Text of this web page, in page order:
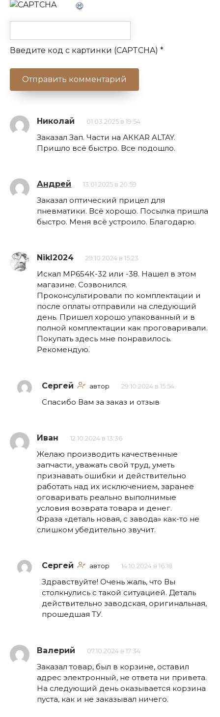
Введите код с картинки (CAPTCHA) *
Николай 01.03.2025 в 19:54
Заказал Зап. Части на АККАR ALTAY.
Пришло всё быстро. Все подошло.
Андрей 13.01.2025 в 20:59
Заказал оптический прицел для
пневматики. Всё хорошо. Посылка пришла
быстро. Меня всё устроило. Благодарю.
NikI2024 29.10.2024 в 15:23
Искал МР654К-32 или -38. Нашел в этом
магазине. Созвонился.
Проконсультировали по комплектации и
после оплаты отправили на следующий
день. Пришел хорошо упакованный и в
полной комплектации как проговаривали.
Покупать здесь мне понравилось.
Рекомендую.
Сергей автор 29.10.2024 в 15:54
Спасибо Вам за заказ и отзыв
Иван 12.10.2024 в 13:36
Желаю производить качественные
запчасти, уважать свой труд, уметь
признавать ошибки и действительно
работать над их исключением, заранее
оговаривать реально выполнимые
условия возврата товара и денег.
Фраза «деталь новая, с завода» как-то не
слишком убедительно звучит.
Сергей автор 14.10.2024 в 16:18
Здравствуйте! Очень жаль, что Вы
столкнулись с такой ситуацией. Деталь
действительно заводская, оригинальная,
прошедшая ТУ.
Валерий 07.10.2024 в 17:34
Заказал товар, был в корзине, оставил
адрес электронный, не ответа ни привета.
На следующий день оказывается корзина
пуста, как и не заказывал ничего.